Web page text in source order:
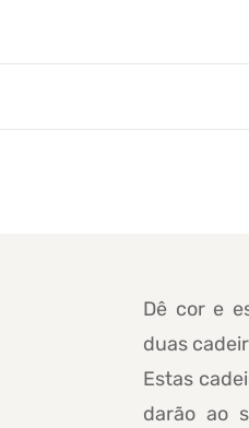
Dê cor e
duas
Estas
darão ao